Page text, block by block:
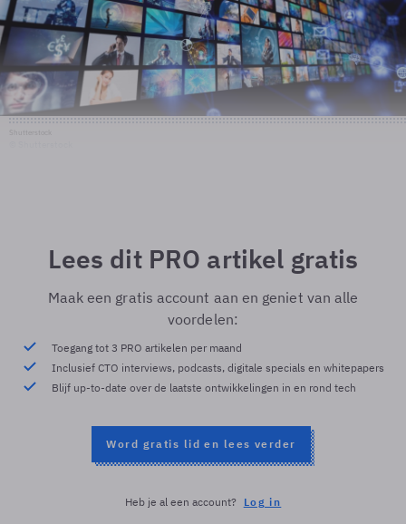
Lees dit PRO artikel gratis
Maak een gratis account aan en geniet van alle
voordelen:
Toegang tot 3 PRO artikelen per maand
Inclusief CTO interviews, podcasts, digitale specials en whitepapers
Blijf up-to-date over de laatste ontwikkelingen in en rond tech
Word gratis lid en lees verder
Heb je al een account? Log in